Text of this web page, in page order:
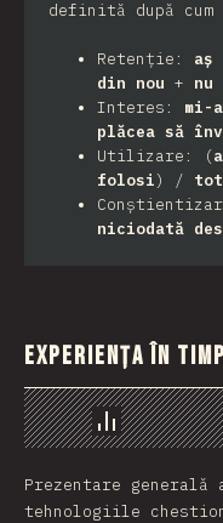
definită după cum
Retenție: aș
din nou +
Interes: mi-
plăcea să
Utilizare: (
folosi) /
niciodată
Experiența în timp
Grafic
Prezentare
tehnologiile